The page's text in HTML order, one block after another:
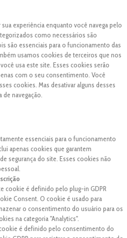
experiência enquanto você navega pelo
como necessários são
são essenciais para o funcionamento das
usamos cookies de terceiros que nos
usa este site. Esses cookies serão
com o seu consentimento. Você
cookies. Mas desativar alguns desses
navegação.
essenciais para o funcionamento
apenas cookies que garantem
segurança do site. Esses cookies não
cookie é definido pelo plug-in GDPR
Consent. O cookie é usado para
o consentimento do usuário para os
na categoria "Analytics".
é definido pelo consentimento do